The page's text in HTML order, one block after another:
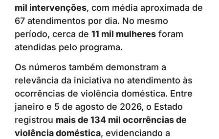
mil intervenções, com média aproximada de
67 atendimentos por dia. No mesmo
período, cerca de 11 mil mulheres foram
atendidas pelo programa.
Os números também demonstram a
relevância da iniciativa no atendimento às
ocorrências de violência doméstica. Entre
janeiro e 5 de agosto de 2026, o Estado
registrou mais de 134 mil ocorrências de
violência doméstica, evidenciando a